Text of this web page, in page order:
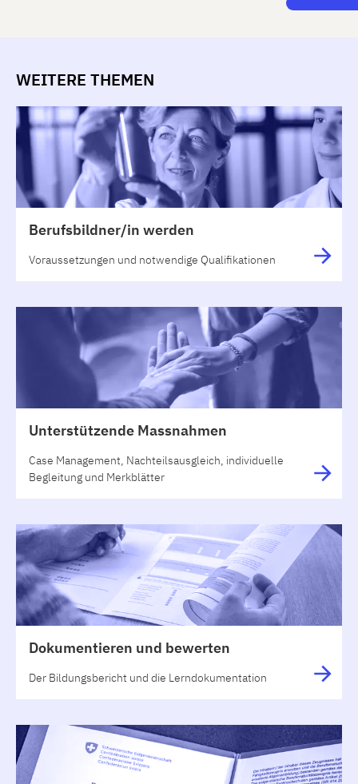
WEITERE THEMEN
Berufsbildner/in werden
Voraussetzungen und notwendige Qualifikationen
Unterstützende Massnahmen
Case Management, Nachteilsausgleich, individuelle
Begleitung und Merkblätter
Dokumentieren und bewerten
Der Bildungsbericht und die Lerndokumentation